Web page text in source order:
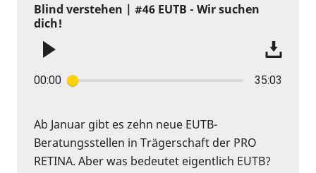
Blind verstehen | #46 EUTB - Wir suchen
dich!
00:00 35:03
Ab Januar gibt es zehn neue EUTB-
Beratungsstellen in Trägerschaft der PRO
RETINA. Aber was bedeutet eigentlich EUTB?